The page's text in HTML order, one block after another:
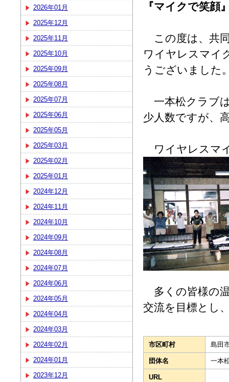
2026年01月
2025年12月
2025年11月
2025年10月
2025年09月
2025年08月
2025年07月
2025年06月
2025年05月
2025年03月
2025年02月
2025年01月
2024年12月
2024年11月
2024年10月
2024年09月
2024年08月
2024年07月
2024年06月
2024年05月
2024年04月
2024年03月
2024年02月
2024年01月
2023年12月
『マイクで笑顔
この度は、共
ワイヤレスマイ
うございました
一本松クラブ
少人数ですが、
ワイヤレスマ
多くの皆様の
交流を目標とし
市区町村 島田
団体名 一本
URL